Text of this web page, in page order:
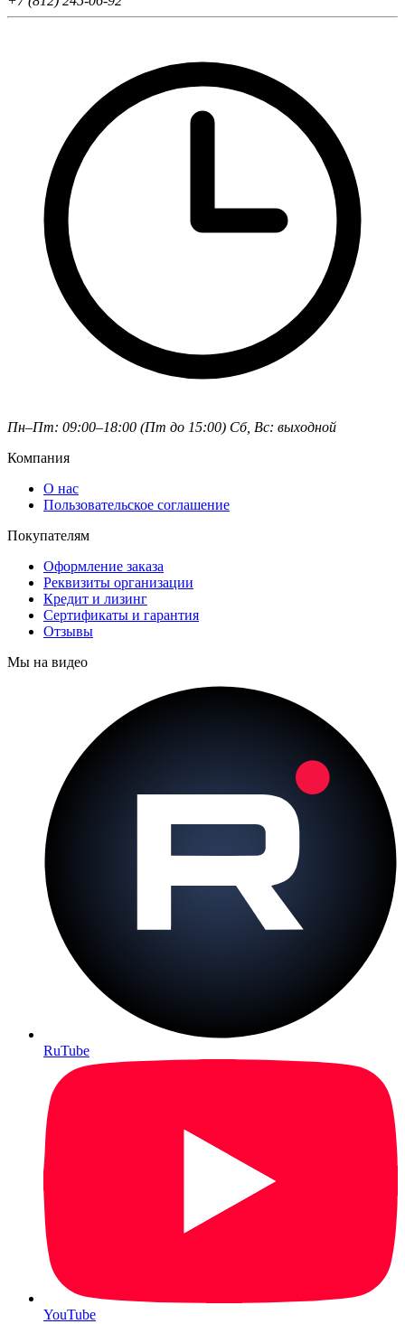
Пн–Пт: 09:00–18:00 (Пт до 15:00) Сб, Вс: выходной
Компания
О нас
Пользовательское соглашение
Покупателям
Оформление заказа
Реквизиты организации
Кредит и лизинг
Сертификаты и гарантия
Отзывы
Мы на видео
RuTube
YouTube